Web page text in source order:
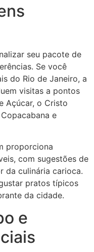
seu pacote de
Se você
do Rio de Janeiro, a
visitas a pontos
Açúcar, o Cristo
e
proporciona
com sugestões de
da culinária carioca.
pratos típicos
da cidade.
e